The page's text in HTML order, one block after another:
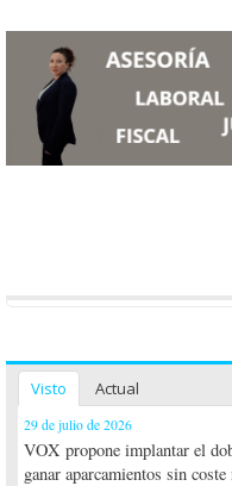
Visto Actual
29 de julio de 2026
VOX propone implantar el
ganar aparcamientos sin